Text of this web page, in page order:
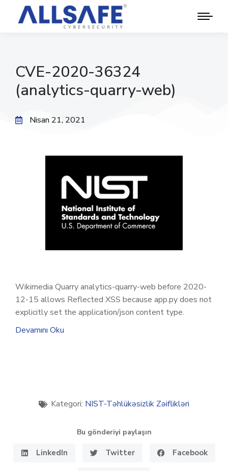
CVE-2020-36324
(analytics-quarry-web)
Nisan 21, 2021
Wikimedia Quarry analytics-quarry-web before 2020-
12-15 allows Reflected XSS because app.py does not
explicitly set the application/json content type.
Devamını Oku
Kategori: NIST-Təhlükəsizlik Zəiflikləri
Bu gönderiyi paylaşın
LinkedIn Twitter Facebook